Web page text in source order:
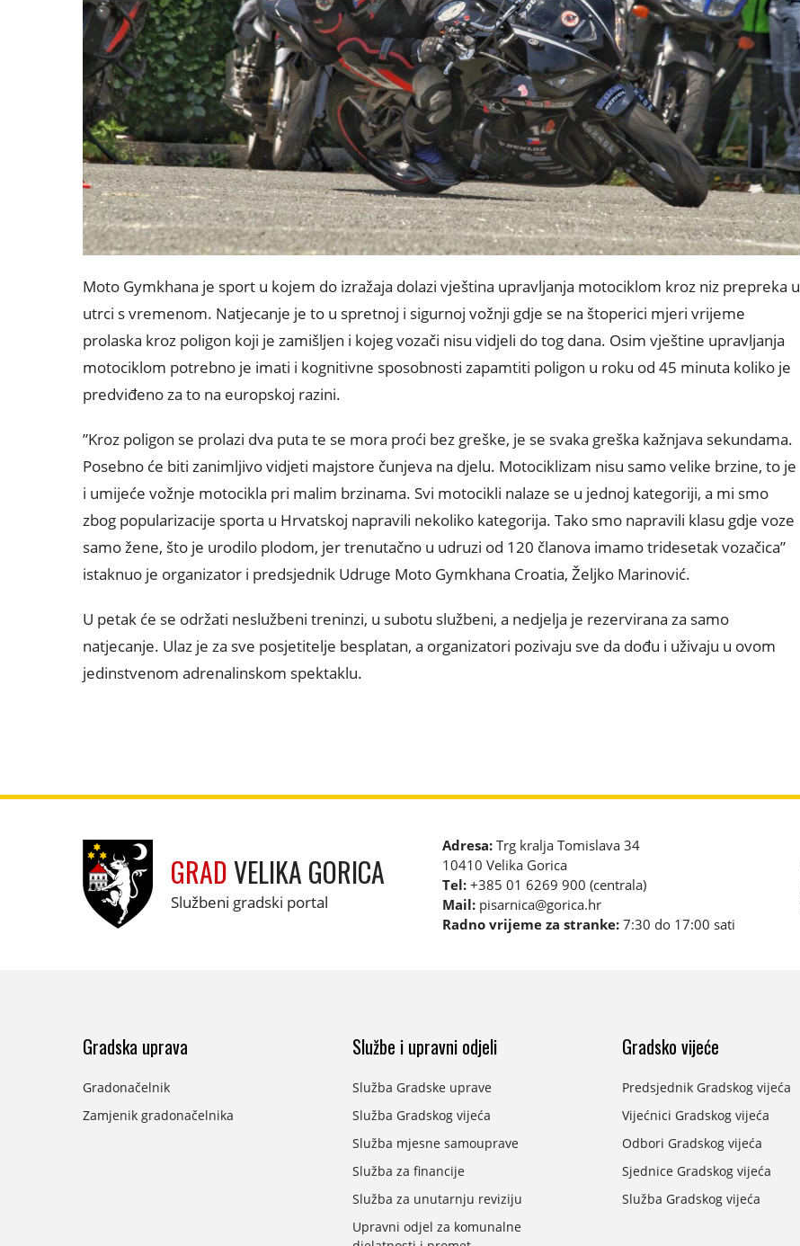
Moto Gymkhana je sport u kojem do izražaja dolazi vještina upravljanja motociklom kroz niz prepreka u
utrci s vremenom. Natjecanje je to u spretnoj i sigurnoj vožnji gdje se na štoperici mjeri vrijeme
prolaska kroz poligon koji je zamišljen i kojeg vozači nisu vidjeli do tog dana. Osim vještine upravljanja
motociklom potrebno je imati i kognitivne sposobnosti zapamtiti poligon u roku od 45 minuta koliko je
predviđeno za to na europskoj razini.
”Kroz poligon se prolazi dva puta te se mora proći bez greške, je se svaka greška kažnjava sekundama.
Posebno će biti zanimljivo vidjeti majstore čunjeva na djelu. Motociklizam nisu samo velike brzine, to je
i umijeće vožnje motocikla pri malim brzinama. Svi motocikli nalaze se u jednoj kategoriji, a mi smo
zbog popularizacije sporta u Hrvatskoj napravili nekoliko kategorija. Tako smo napravili klasu gdje voze
samo žene, što je urodilo plodom, jer trenutačno u udruzi od 120 članova imamo tridesetak vozačica”
istaknuo je organizator i predsjednik Udruge Moto Gymkhana Croatia, Željko Marinović.
U petak će se održati neslužbeni treninzi, u subotu službeni, a nedjelja je rezervirana za samo
natjecanje. Ulaz je za sve posjetitelje besplatan, a organizatori pozivaju sve da dođu i uživaju u ovom
jedinstvenom adrenalinskom spektaklu.
GRADVELIKA GORICA
Službeni gradski portal
Adresa: Trg kralja Tomislava 34
10410 Velika Gorica
Tel: +385 01 6269 900 (centrala)
Mail: pisarnica@gorica.hr
Radno vrijeme za stranke: 7:30 do 17:00 sati
Gradska uprava
Gradonačelnik
Zamjenik gradonačelnika
Službe i upravni odjeli
Služba Gradske uprave
Služba Gradskog vijeća
Služba mjesne samouprave
Služba za financije
Služba za unutarnju reviziju
Upravni odjel za komunalne
Gradsko vijeće
Predsjednik Gradskog vijeća
Vijećnici Gradskog vijeća
Odbori Gradskog vijeća
Sjednice Gradskog vijeća
Služba Gradskog vijeća